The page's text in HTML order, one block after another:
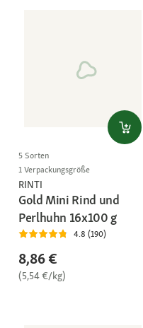
5 Sorten
1 Verpackungsgröße
RINTI
Gold Mini Rind und
Perlhuhn 16x100 g
4.8 (190)
8,86 €
(5,54 €/kg)